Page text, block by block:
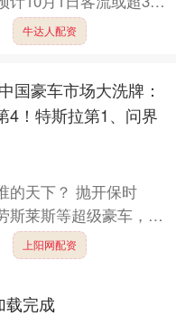
定数据同样亮眼，....
牛达人配资
国豪车市场大洗牌：
4！特斯拉第1、问界
的天下？ 抛开保时
斯莱斯等超级豪车，我
BBA这三家，也就是
上阳网配资
载完成